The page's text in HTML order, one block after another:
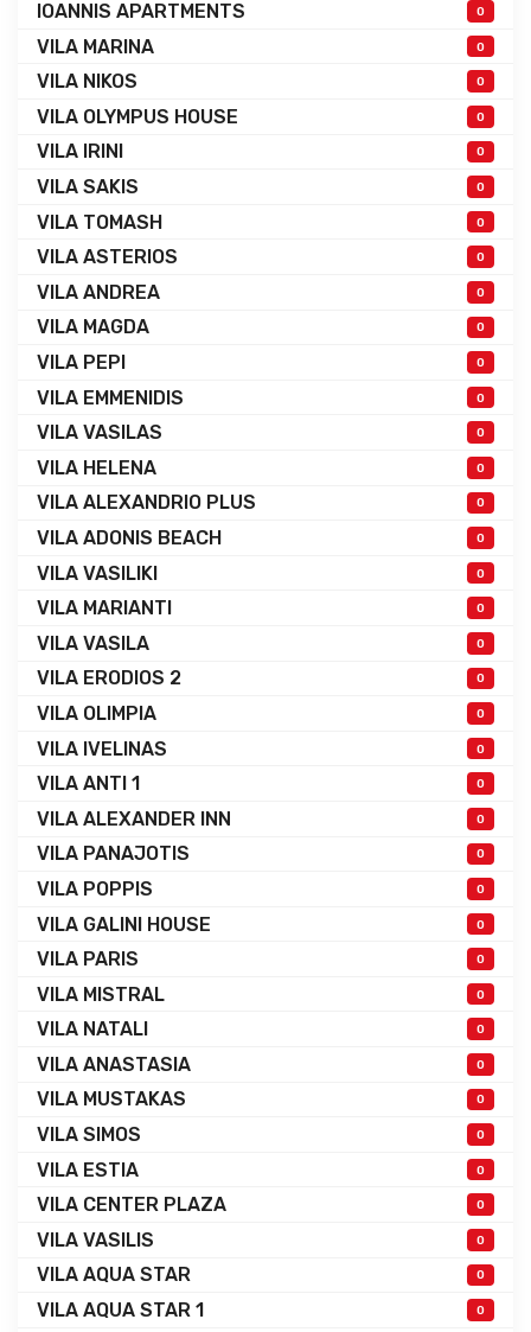
IOANNIS APARTMENTS 0
VILA MARINA 0
VILA NIKOS 0
VILA OLYMPUS HOUSE 0
VILA IRINI 0
VILA SAKIS 0
VILA TOMASH 0
VILA ASTERIOS 0
VILA ANDREA 0
VILA MAGDA 0
VILA PEPI 0
VILA EMMENIDIS 0
VILA VASILAS 0
VILA HELENA 0
VILA ALEXANDRIO PLUS 0
VILA ADONIS BEACH 0
VILA VASILIKI 0
VILA MARIANTI 0
VILA VASILA 0
VILA ERODIOS 2 0
VILA OLIMPIA 0
VILA IVELINAS 0
VILA ANTI 1 0
VILA ALEXANDER INN 0
VILA PANAJOTIS 0
VILA POPPIS 0
VILA GALINI HOUSE 0
VILA PARIS 0
VILA MISTRAL 0
VILA NATALI 0
VILA ANASTASIA 0
VILA MUSTAKAS 0
VILA SIMOS 0
VILA ESTIA 0
VILA CENTER PLAZA 0
VILA VASILIS 0
VILA AQUA STAR 0
VILA AQUA STAR 1 0